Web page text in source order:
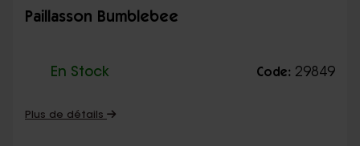
Paillasson Bumblebee
En Stock Code: 29849
Plus de détails